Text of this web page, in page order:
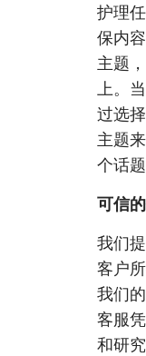
护理
保内
主题
上。
过选
主题
个话题
可信
我们
客户
我们
客服
和研究